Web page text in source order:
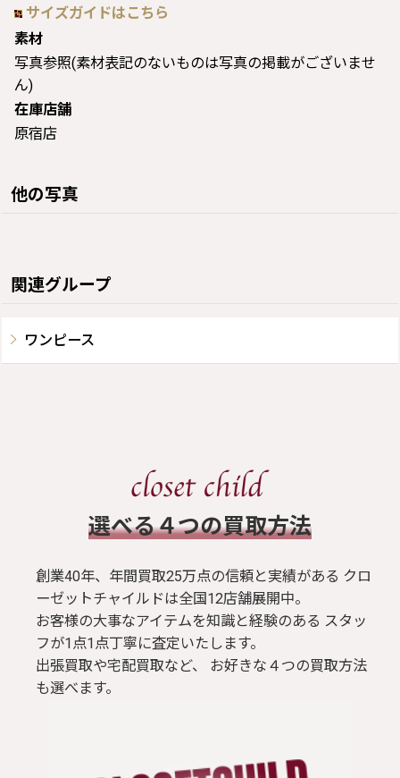
サイズガイドはこちら
素材
写真参照(素材表記のないものは写真の掲載がございませ
ん)
在庫店舗
原宿店
他の写真
関連グループ
ワンピース
​選べる４つの買取方法
創業40年、年間買取25万点の信頼と実績がある クロ
ーゼットチャイルドは全国12店舗展開中。
お客様の大事なアイテムを知識と経験のある スタッ
フが1点1点丁寧に査定いたします。
出張買取や宅配買取など、 お好きな４つの買取方法
も選べます。